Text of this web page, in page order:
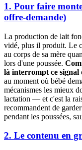
1. Pour faire
offre-demande)
La production de lait
vidé, plus il produit. Le
au corps de sa mère
lors d'une poussée.
là interrompt ce signal
au moment où bébé
mécanismes les mieux
lactation — et c'est la
recommandent de
pendant les poussées,
2. Le contenu en